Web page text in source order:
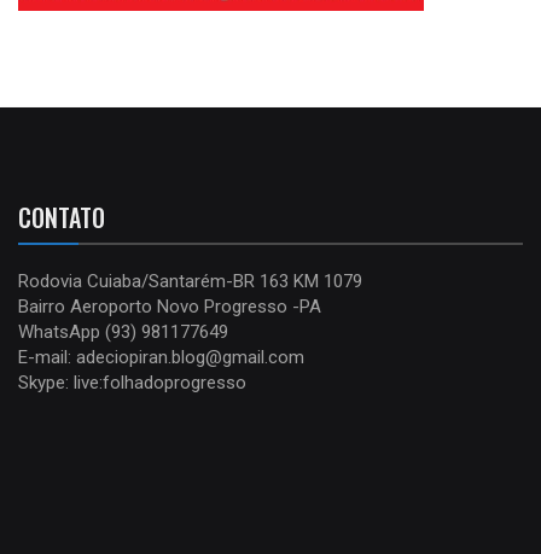
CONTATO
Rodovia Cuiaba/Santarém-BR 163 KM 1079
Bairro Aeroporto Novo Progresso -PA
WhatsApp (93) 981177649
E-mail: adeciopiran.blog@gmail.com
Skype: live:folhadoprogresso